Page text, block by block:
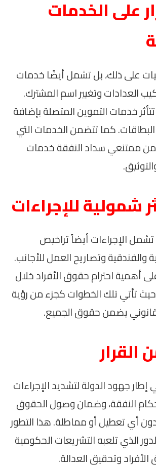
على الخدمات
على ذلك، بل تشمل أيضًا خدمات
العدادات وتغيير اسم المشترك.
خدمات التموين المتصلة بإضافة
البطاقات. كما تتضمن الخدمات التي
ممتنعي سداد النفقة خدمات
شمولية للإجراءات
الإجراءات أيضاً تراخيص
والفندقية وتصاريح العمل للأجانب.
أهمية احترام حقوق الأفراد خلال
تأتي تلك الخطوات كجزء من رؤية
قانوني يضمن حقوق الجميع.
إطار جهود الدولة لتشديد الإجراءات
النفقة، وضمان وصول الحقوق
أي تعطيل أو مماطلة. هذا التطور
الذي تلعبه التشريعات الحكومية
وتحقيق العدالة.